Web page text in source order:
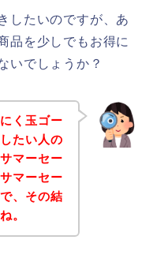
したいのですが、あ
品を少しでもお得に
いでしょうか？
く玉ゴー
たい人の
マーセー
マーセー
、その結
。